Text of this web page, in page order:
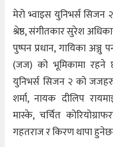
मेरो भ्वाइस युनिभर्स सिजन
श्रेष्ठ, संगीतकार सुरेश
पुष्पन प्रधान, गायिका
(जज) को भूमिकामा
युनिभर्स सिजन २ को
शर्मा, नायक दीलिप
मास्के, चर्चित
गहतराज र किरण थापा